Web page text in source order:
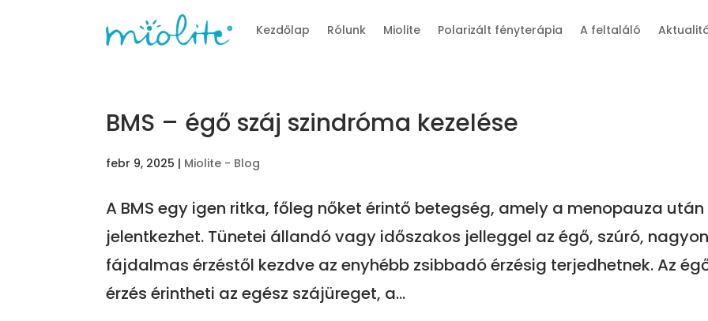
Kezdőlap Rólunk Miolite Polarizált fényterápia A feltaláló
BMS – égő száj szindróma kezelése
febr 9, 2025 | Miolite - Blog
A BMS egy igen ritka, főleg nőket érintő betegség, amely a menopauza után
jelentkezhet. Tünetei állandó vagy időszakos jelleggel az égő, szúró,
fájdalmas érzéstől kezdve az enyhébb zsibbadó érzésig terjedhetnek. Az
érzés érintheti az egész szájüreget, a...